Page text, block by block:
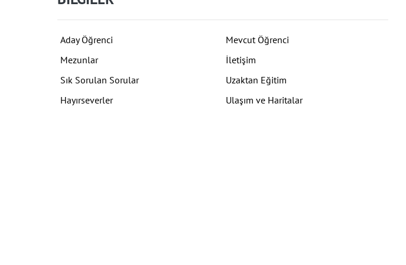
Aday Öğrenci
Mevcut Öğrenci
Mezunlar
İletişim
Sık Sorulan Sorular
Uzaktan Eğitim
Hayırseverler
Ulaşım ve Haritalar